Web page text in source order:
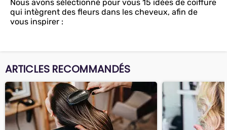
Nous avons sélectionné pour vous 15 idées de coiffure
qui intègrent des fleurs dans les cheveux, afin de
vous inspirer :
ARTICLES RECOMMANDÉS